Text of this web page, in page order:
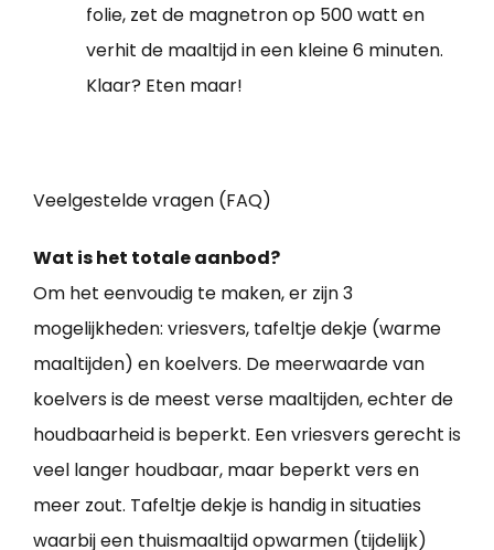
folie, zet de magnetron op 500 watt en
verhit de maaltijd in een kleine 6 minuten.
Klaar? Eten maar!
Veelgestelde vragen (FAQ)
Wat is het totale aanbod?
Om het eenvoudig te maken, er zijn 3
mogelijkheden: vriesvers, tafeltje dekje (warme
maaltijden) en koelvers. De meerwaarde van
koelvers is de meest verse maaltijden, echter de
houdbaarheid is beperkt. Een vriesvers gerecht is
veel langer houdbaar, maar beperkt vers en
meer zout. Tafeltje dekje is handig in situaties
waarbij een thuismaaltijd opwarmen (tijdelijk)